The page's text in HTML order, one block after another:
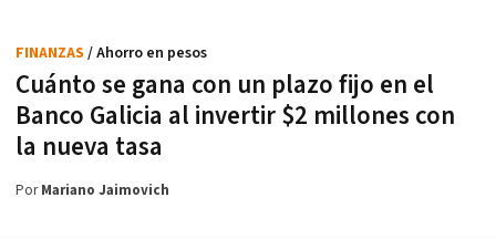
Cuánto se gana con un plazo fijo en el
Banco Galicia al invertir $2 millones con
la nueva tasa
FINANZAS / Ahorro en pesos
PorMariano Jaimovich